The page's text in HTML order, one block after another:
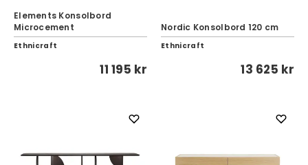
Elements Konsolbord
Microcement
Ethnicraft
11 195 kr
Nordic Konsolbord 120 cm
Ethnicraft
13 625 kr